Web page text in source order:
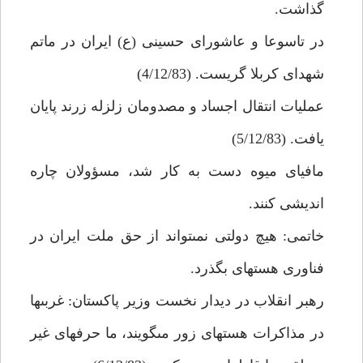
گذاشت.
در تاسوعا و عاشوراى حسينى (ع) ايران در ماتم
شهداى كربلا گريست. (4/12/83)
عمليات انتقال اجساد و مصدومان زلزله زرند پايان
يافت. (5/12/83)
مافياى ميوه دست به كار شد، مسؤولان چاره
انديشى كنند.
خاتمى: هيچ دولتى نمى‏تواند از حق ملت ايران در
فناورى هسته‏اى بگذرد.
رهبر انقلاب در ديدار نخست وزير پاكستان: غربى‏ها
در مذاكرات هسته‏اى زور مى‏گويند، ما حرفهاى غير